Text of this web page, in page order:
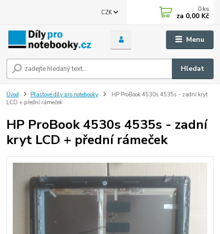
Menu
CZK
Hledat
0 ks
za 0,00 Kč
Úvod Plastové díly pro notebooky
HP ProBook 4530s 4535s - zadní kryt
LCD + přední rámeček
HP ProBook 4530s 4535s - zadní
kryt LCD + přední rámeček